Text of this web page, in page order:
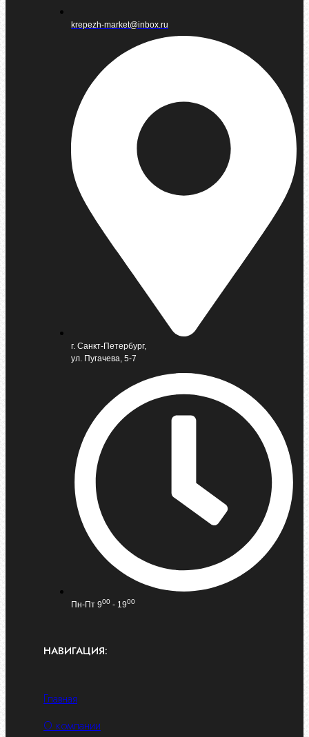
krepezh-market@inbox.ru
г. Санкт-Петербург,
ул. Пугачева, 5-7
Пн-Пт 900 - 1900
НАВИГАЦИЯ:
Главная
О компании